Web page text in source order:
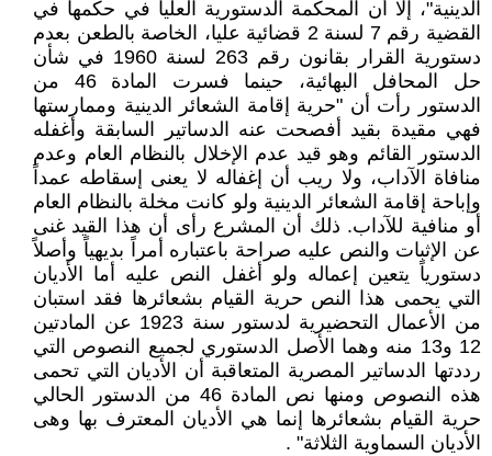
الدينية"، إلا أن المحكمة الدستورية العليا في حكمها في
القضية رقم 7 لسنة 2 قضائية عليا، الخاصة بالطعن بعدم
دستورية القرار بقانون رقم 263 لسنة 1960 في شأن
حل المحافل البهائية، حينما فسرت المادة 46 من
الدستور رأت أن "حرية إقامة الشعائر الدينية وممارستها
فهي مقيدة بقيد أفصحت عنه الدساتير السابقة وأغفله
الدستور القائم وهو قيد عدم الإخلال بالنظام العام وعدم
منافاة الآداب، ولا ريب أن إغفاله لا يعنى إسقاطه عمداً
وإباحة إقامة الشعائر الدينية ولو كانت مخلة بالنظام العام
أو منافية للآداب. ذلك أن المشرع رأى أن هذا القيد غنى
عن الإثبات والنص عليه صراحة باعتباره أمراً بديهياً وأصلاً
دستورياً يتعين إعماله ولو أغفل النص عليه أما الأديان
التي يحمى هذا النص حرية القيام بشعائرها فقد استبان
من الأعمال التحضيرية لدستور سنة 1923 عن المادتين
12 و13 منه وهما الأصل الدستوري لجميع النصوص التي
رددتها الدساتير المصرية المتعاقبة أن الأديان التي تحمى
هذه النصوص ومنها نص المادة 46 من الدستور الحالي
حرية القيام بشعائرها إنما هي الأديان المعترف بها وهى
الأديان السماوية الثلاثة" .